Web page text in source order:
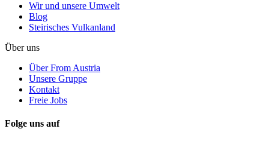
Wir und unsere Umwelt
Blog
Steirisches Vulkanland
Über uns
Über From Austria
Unsere Gruppe
Kontakt
Freie Jobs
Folge uns auf